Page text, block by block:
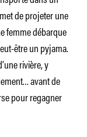
de projeter une
femme débarque
être un pyjama.
rivière, y
avant de
pour regagner